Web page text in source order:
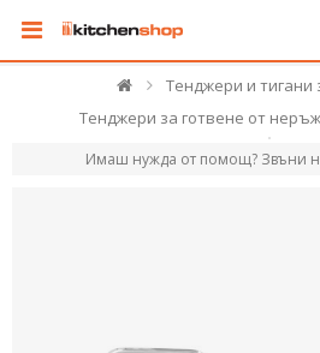
Тенджери и тигани
Тенджери за готвене от
Имаш нужда от помощ? Звъни